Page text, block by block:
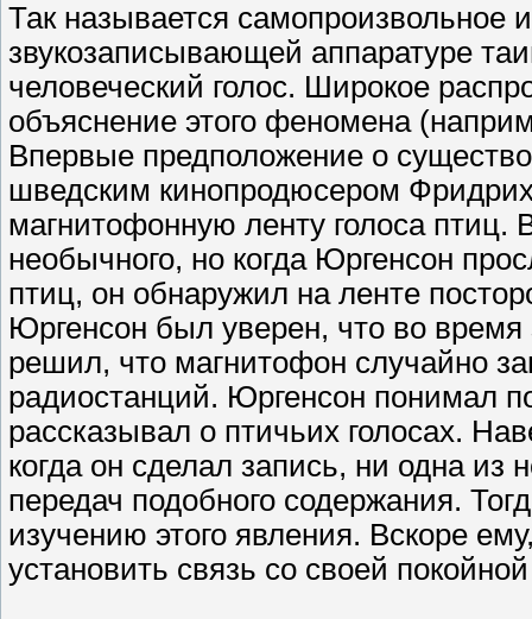
Так называется самопроизвольное
звукозаписывающей аппаратуре
человеческий голос. Широкое
объяснение этого феномена
Впервые предположение о
шведским кинопродюсером
магнитофонную ленту голоса птиц.
необычного, но когда Юргенсон
птиц, он обнаружил на ленте
Юргенсон был уверен, что во
решил, что магнитофон случайно
радиостанций. Юргенсон понимал
рассказывал о птичьих голосах.
когда он сделал запись, ни одна из
передач подобного содержания.
изучению этого явления. Вскоре
установить связь со своей